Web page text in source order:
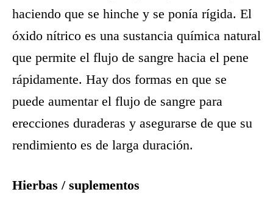
haciendo que se hinche y se ponía rígida. El
óxido nítrico es una sustancia química natural
que permite el flujo de sangre hacia el pene
rápidamente. Hay dos formas en que se
puede aumentar el flujo de sangre para
erecciones duraderas y asegurarse de que su
rendimiento es de larga duración.
Hierbas / suplementos